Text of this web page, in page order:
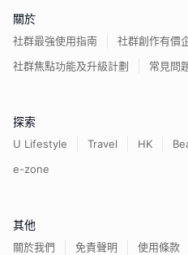
關於
社群最強使用指南
社群創作有價
社群焦點功能及升級計劃
常見問
探索
U Lifestyle Travel HK
e-zone
其他
關於我們 免責聲明 使用條款